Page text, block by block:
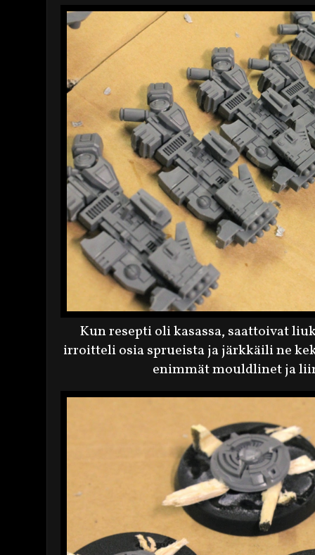
Kun resepti oli kasassa, saattoivat
irroitteli osia sprueista ja järkkäili ne
enimmät mouldlinet ja